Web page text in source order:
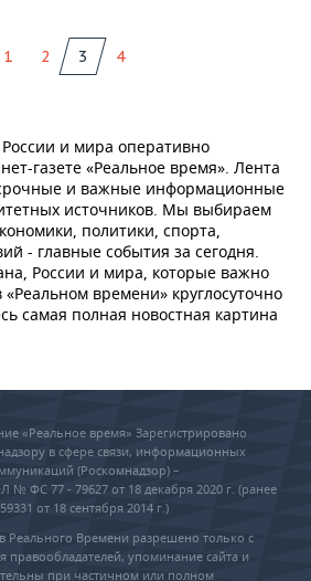
1 2 3 4
и мира оперативно
газете «Реальное время». Лента
и важные информационные
источников. Мы выбираем
политики, спорта,
- главные события за сегодня.
России и мира, которые важно
«Реальном времени» круглосуточно
самая полная новостная картина
«Реальное время» Зарегистрировано
в сфере связи, информационных
(Роскомнадзор) –
№ ФС 77 - 79627 от 18 декабря 2020 г. (ранее
от 18 сентября 2014 г.)
Реального Времени разрешено только с
правообладателей, упоминание сайта и
при частичном или полном